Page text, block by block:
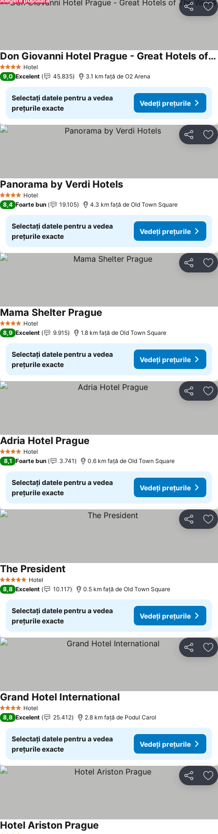
Distribuiți
4 Stele Hotel
Don Giovanni Hotel Prague - Great Hotels of The World
9,0 Excelent 45.835 3.1 km faţă de O2 Arena
Selectați datele pentru a vedea
prețurile exacte
Vedeți prețurile
Distribuiți
4 Stele Hotel
Panorama by Verdi Hotels
8,4 Foarte bun 19.105 4.3 km faţă de Old Town Square
Selectați datele pentru a vedea
prețurile exacte
Vedeți prețurile
Distribuiți
4 Stele Hotel
Mama Shelter Prague
8,9 Excelent 9.915 1.8 km faţă de Old Town Square
Selectați datele pentru a vedea
prețurile exacte
Vedeți prețurile
Distribuiți
4 Stele Hotel
Adria Hotel Prague
8,1 Foarte bun 3.741 0.6 km faţă de Old Town Square
Selectați datele pentru a vedea
prețurile exacte
Vedeți prețurile
Distribuiți
5 Stele Hotel
The President
8,8 Excelent 10.117 0.5 km faţă de Old Town Square
Selectați datele pentru a vedea
prețurile exacte
Vedeți prețurile
Distribuiți
4 Stele Hotel
Grand Hotel International
8,8 Excelent 25.412 2.8 km faţă de Podul Carol
Selectați datele pentru a vedea
prețurile exacte
Vedeți prețurile
Distribuiți
Hotel Ariston Prague